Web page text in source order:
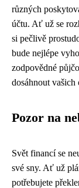
různých
účtu. Ať už se
si pečlivě
bude nejlépe
zodpovědné
dosáhnout vašich
Pozor na
Svět financí se
své sny. Ať už
potřebujete